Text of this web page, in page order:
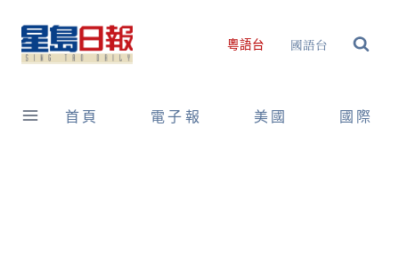
content
粵語台 國語台
首頁 電子報 美國 國際